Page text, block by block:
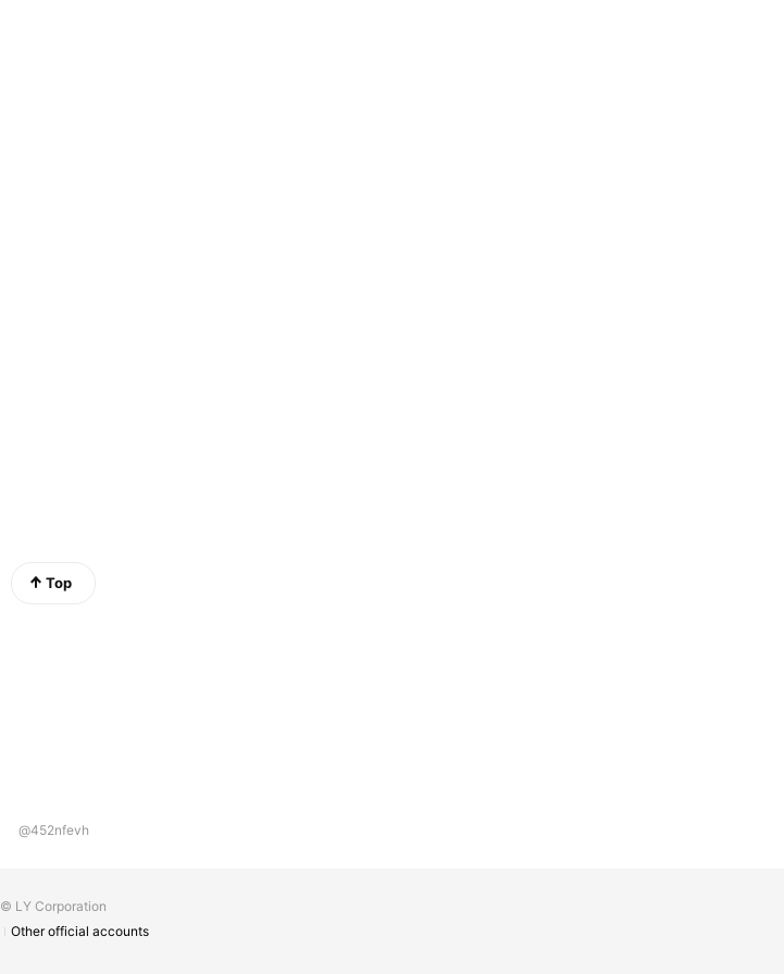
Top
@452nfevh
© LY Corporation
Other official accounts